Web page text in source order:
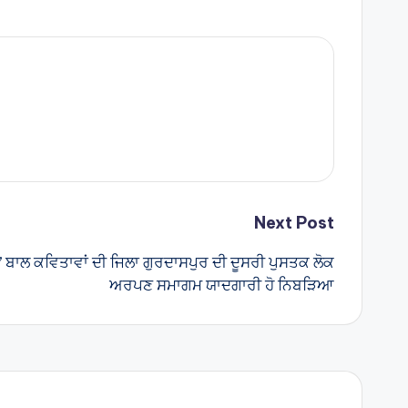
Next Post
ਕਵਿਤਾਵਾਂ ਦੀ ਜਿਲਾ ਗੁਰਦਾਸਪੁਰ ਦੀ ਦੂਸਰੀ ਪੁਸਤਕ ਲੋਕ
ਅਰਪਣ ਸਮਾਗਮ ਯਾਦਗਾਰੀ ਹੋ ਨਿਬੜਿਆ